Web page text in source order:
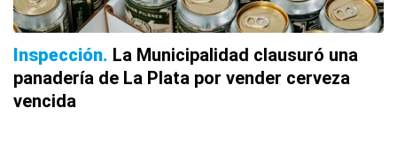
Inspección La Municipalidad clausuró una
panadería de La Plata por vender cerveza
vencida